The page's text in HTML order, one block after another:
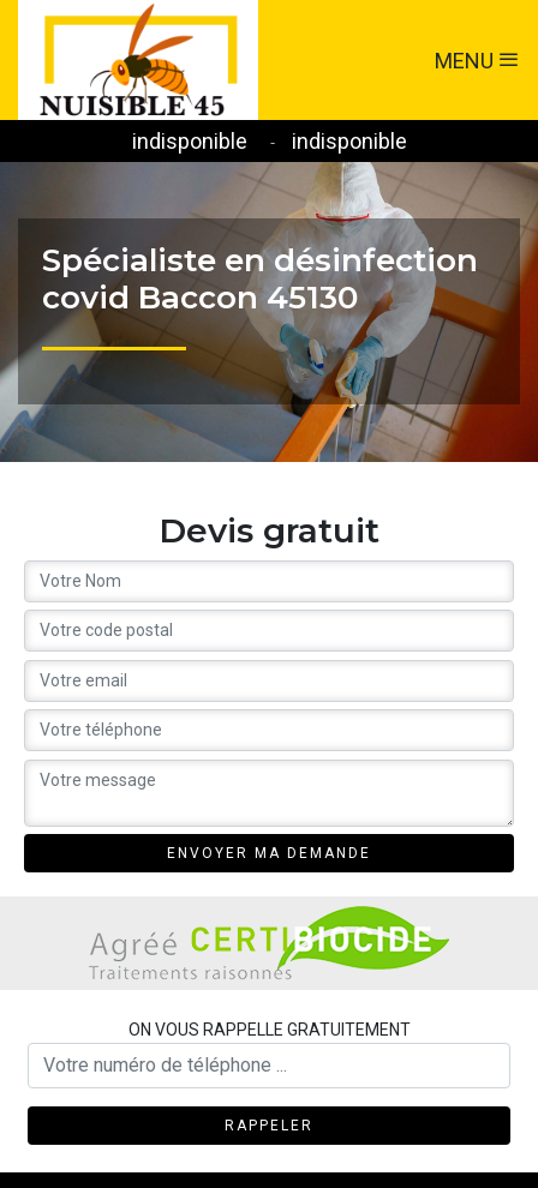
MENU
indisponible - indisponible
Spécialiste en désinfection
covid Baccon 45130
Devis gratuit
ON VOUS RAPPELLE GRATUITEMENT